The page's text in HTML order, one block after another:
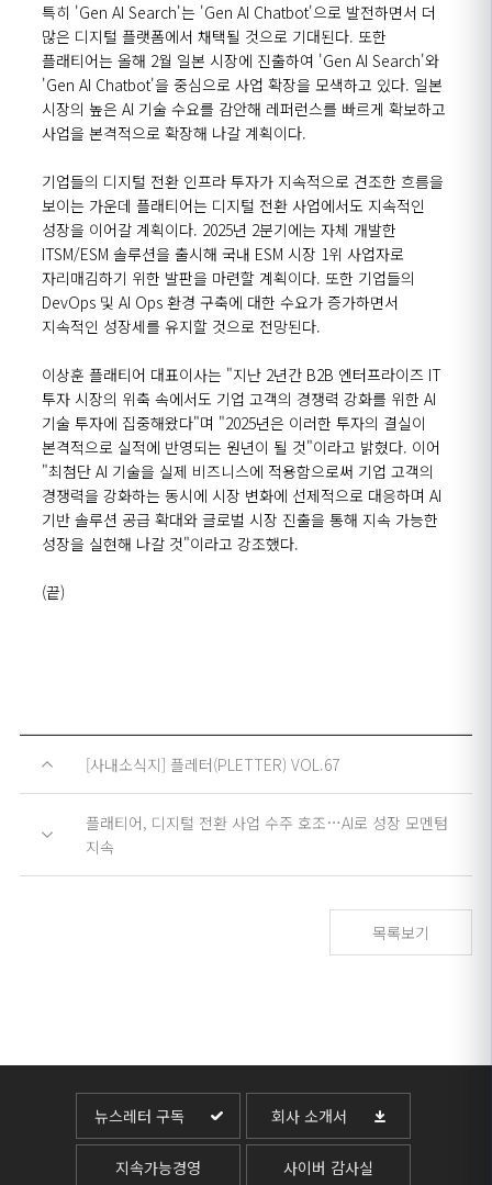
특히 'Gen AI Search'는 'Gen AI Chatbot'으로 발전하면서 더
많은 디지털 플랫폼에서 채택될 것으로 기대된다. 또한
플래티어는 올해 2월 일본 시장에 진출하여 'Gen AI Search'와
'Gen AI Chatbot'을 중심으로 사업 확장을 모색하고 있다. 일본
시장의 높은 AI 기술 수요를 감안해 레퍼런스를 빠르게 확보하고
사업을 본격적으로 확장해 나갈 계획이다.
기업들의 디지털 전환 인프라 투자가 지속적으로 견조한 흐름을
보이는 가운데 플래티어는 디지털 전환 사업에서도 지속적인
성장을 이어갈 계획이다. 2025년 2분기에는 자체 개발한
ITSM/ESM 솔루션을 출시해 국내 ESM 시장 1위 사업자로
자리매김하기 위한 발판을 마련할 계획이다. 또한 기업들의
DevOps 및 AI Ops 환경 구축에 대한 수요가 증가하면서
지속적인 성장세를 유지할 것으로 전망된다.
이상훈 플래티어 대표이사는 "지난 2년간 B2B 엔터프라이즈 IT
투자 시장의 위축 속에서도 기업 고객의 경쟁력 강화를 위한 AI
기술 투자에 집중해왔다"며 "2025년은 이러한 투자의 결실이
본격적으로 실적에 반영되는 원년이 될 것"이라고 밝혔다. 이어
"최첨단 AI 기술을 실제 비즈니스에 적용함으로써 기업 고객의
경쟁력을 강화하는 동시에 시장 변화에 선제적으로 대응하며 AI
기반 솔루션 공급 확대와 글로벌 시장 진출을 통해 지속 가능한
성장을 실현해 나갈 것"이라고 강조했다.
(끝)
[사내소식지] 플레터(PLETTER) VOL.67
플래티어, 디지털 전환 사업 수주 호조…AI로 성장 모멘텀
지속
목록보기
뉴스레터 구독 회사 소개서
지속가능경영 사이버 감사실